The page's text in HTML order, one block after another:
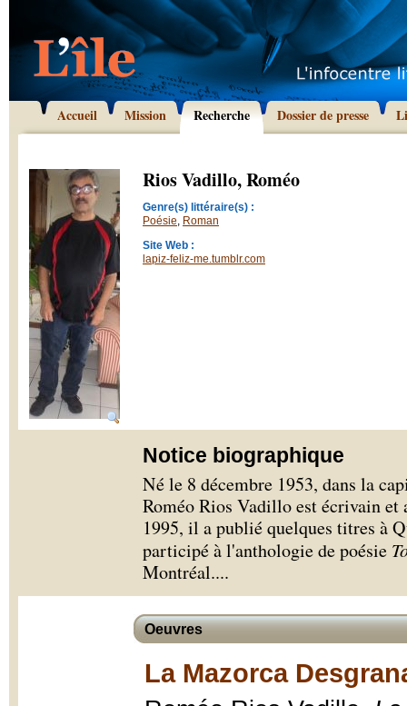
Accueil Mission Recherche Dossier de presse
Rios Vadillo, Roméo
Genre(s) littéraire(s) :
Poésie, Roman
Site Web :
lapiz-feliz-me.tumblr.com
Notice biographique
Né le 8 décembre 1953, dans la
Roméo Rios Vadillo est écrivain
1995, il a publié quelques titres à
participé à l'anthologie de poésie
Montréal....
Oeuvres
La Mazorca